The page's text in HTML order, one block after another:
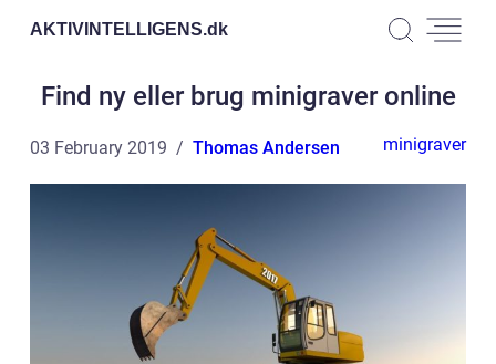
AKTIVINTELLIGENS.dk
Find ny eller brug minigraver online
03 February 2019 Thomas Andersen minigraver